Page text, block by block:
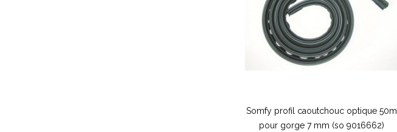
Somfy profil caoutchouc optique 50m
pour gorge 7 mm (so 9016662)